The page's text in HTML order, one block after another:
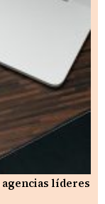
líderes